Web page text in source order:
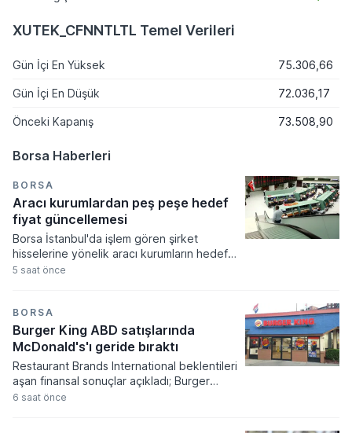
XUTEK_CFNNTLTL Temel Verileri
Gün İçi En Yüksek 75.306,66
Gün İçi En Düşük 72.036,17
Önceki Kapanış 73.508,90
Borsa Haberleri
BORSA
Aracı kurumlardan peş peşe hedef
fiyat güncellemesi
Borsa İstanbul'da işlem gören şirket
hisselerine yönelik aracı kurumların hedef
fiyat güncellemeleri bugün oldukça yoğun
dikkat çekerken, Türk Telekom ve Logo
Yazılım gibi hisselerde ise kurumların
beklentilerini aşağı yönlü güncellediği
5 saat önce
BORSA
Burger King ABD satışlarında
McDonald's'ı geride bıraktı
Restaurant Brands International beklentileri
aşan finansal sonuçlar açıkladı; Burger
King'in ABD operasyonları grubun
6 saat önce